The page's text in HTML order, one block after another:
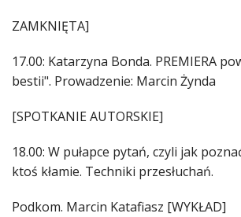
ZAMKNIĘTA]
17.00: Katarzyna Bonda. PREMIERA
bestii". Prowadzenie: Marcin Żynda
[SPOTKANIE AUTORSKIE]
18.00: W pułapce pytań, czyli jak
ktoś kłamie. Techniki przesłuchań.
Podkom. Marcin Katafiasz [WYKŁAD]